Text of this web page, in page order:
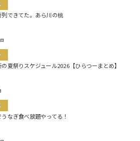
列できてた。あら川の桃
夏祭りスケジュール2026【ひらつーまとめ】
なぎ食べ放題やってる！